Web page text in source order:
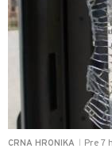
CRNA HRONIKA Pre 7 h